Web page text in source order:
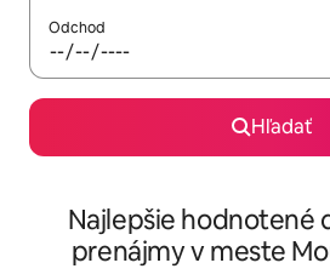
Odchod
Hľadať
Najlepšie hodnotené
prenájmy v meste